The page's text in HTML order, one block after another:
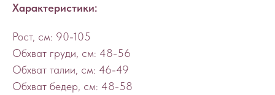
Характеристики:
Рост, см: 90-105
Обхват груди, см: 48-56
Обхват талии, см: 46-49
Обхват бедер, см: 48-58